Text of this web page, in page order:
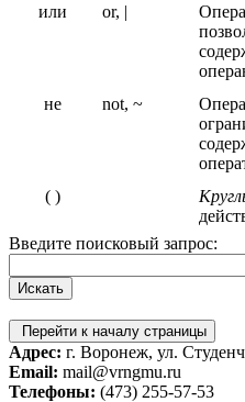
или
or, |
не
not, ~
( )
Введите поисковый запрос:
Перейти к началу страницы
Адрес: г. Воронеж, ул.
Email: mail@vrngmu.ru
Телефоны: (473) 255-57-53